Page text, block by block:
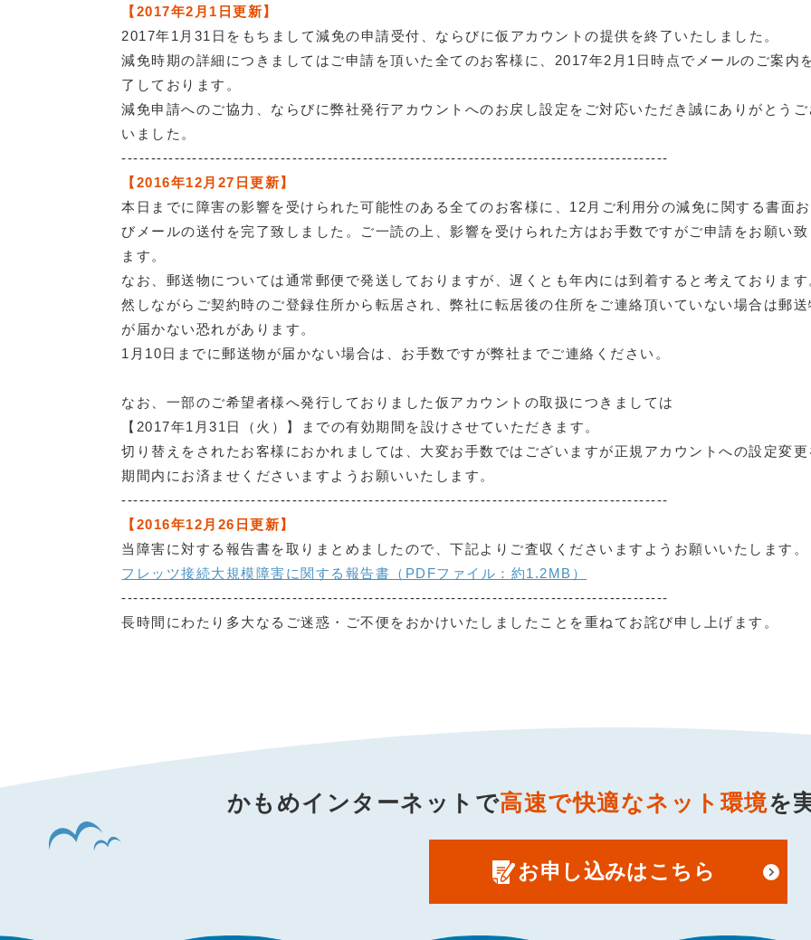
【2017年2月1日更新】
2017年1月31日をもちまして減免の申請受付、ならびに仮アカウントの提供を終了いたしました。
減免時期の詳細につきましてはご申請を頂いた全てのお客様に、2017年2月1日時点でメールのご案内
了しております。
減免申請へのご協力、ならびに弊社発行アカウントへのお戻し設定をご対応いただき誠にありがとう
いました。
---------------------------------------------------------------------------------------------
【2016年12月27日更新】
本日までに障害の影響を受けられた可能性のある全てのお客様に、12月ご利用分の減免に関する書面
びメールの送付を完了致しました。ご一読の上、影響を受けられた方はお手数ですがご申請をお願い
ます。
なお、郵送物については通常郵便で発送しておりますが、遅くとも年内には到着すると考えておりま
然しながらご契約時のご登録住所から転居され、弊社に転居後の住所をご連絡頂いていない場合は郵
が届かない恐れがあります。
1月10日までに郵送物が届かない場合は、お手数ですが弊社までご連絡ください。
なお、一部のご希望者様へ発行しておりました仮アカウントの取扱につきましては
【2017年1月31日（火）】までの有効期間を設けさせていただきます。
切り替えをされたお客様におかれましては、大変お手数ではございますが正規アカウントへの設定変
期間内にお済ませくださいますようお願いいたします。
---------------------------------------------------------------------------------------------
【2016年12月26日更新】
当障害に対する報告書を取りまとめましたので、下記よりご査収くださいますようお願いいたします。
フレッツ接続大規模障害に関する報告書（PDFファイル：約1.2MB）
---------------------------------------------------------------------------------------------
長時間にわたり多大なるご迷惑・ご不便をおかけいたしましたことを重ねてお詫び申し上げます。
かもめインターネットで高速で快適なネット環境を
お申し込みはこちら